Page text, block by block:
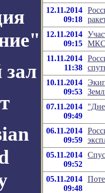
12.11.2014
09:18
12.11.2014
09:15 МКС
11.11.2014
11:38
10.11.2014
09:53
07.11.2014
09:49
06.11.2014
09:59
05.11.2014
09:52
05.11.2014
09:48